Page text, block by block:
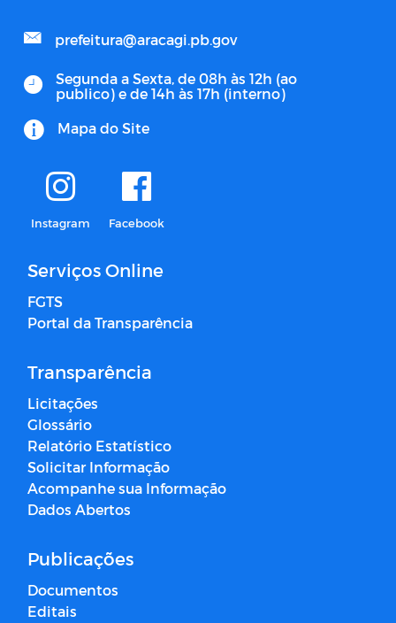
prefeitura@aracagi.pb.gov
Segunda a Sexta, de 08h às 12h (ao
publico) e de 14h às 17h (interno)
Mapa do Site
Instagram Facebook
Serviços Online
FGTS
Portal da Transparência
Transparência
Licitações
Glossário
Relatório Estatístico
Solicitar Informação
Acompanhe sua Informação
Dados Abertos
Publicações
Documentos
Editais